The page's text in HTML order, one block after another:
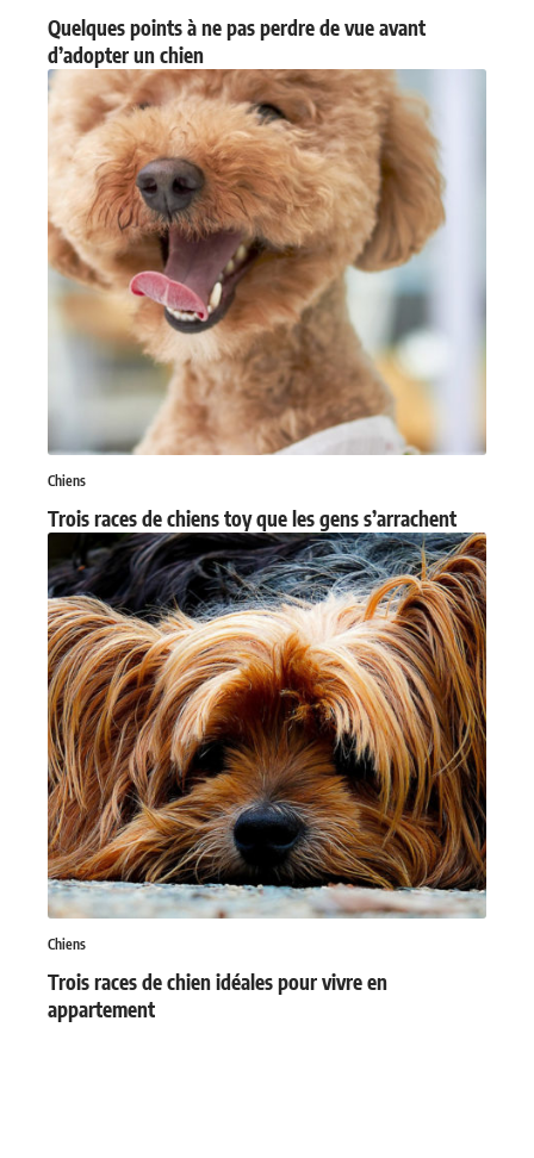
Quelques points à ne pas perdre de vue avant
d’adopter un chien
Chiens
Trois races de chiens toy que les gens s’arrachent
Chiens
Trois races de chien idéales pour vivre en
appartement